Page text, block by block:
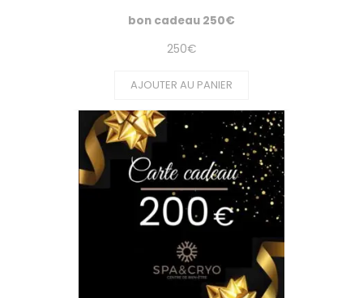
bon cadeau 250€
250€
AJOUTER AU PANIER